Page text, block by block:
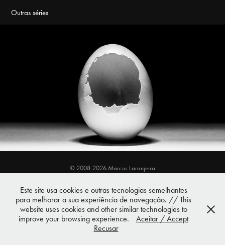
Outras séries
Life In a Not-a-Nut Shell
2015
© 2008-2026 Marcus Laranjeira
≡ SP • Brasil ≡
Este site usa cookies e outras tecnologias semelhantes
para melhorar a sua experiência de navegação. // This
website uses cookies and other similar technologies to
improve your browsing experience.
Aceitar / Accept
Recusar